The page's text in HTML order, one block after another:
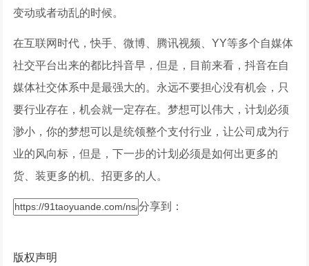
变动或者动乱的时候。
在互联网时代，快手、微博、腾讯视频、YY等多个自媒体
社交平台出来的都比抖音早，但是，目前来看，抖音在自
媒体社交体系中是最强大的。永远不要担心没有机会，只
要行业存在，机会就一定存在。梦想可以伟大，计划必须
渺小，你的梦想可以是统领整个支付行业，让公司成为行
业的风向标，但是，下一步的计划必须是如何出更多的
货、装更多的机、招更多的人。
分享到：
版权声明